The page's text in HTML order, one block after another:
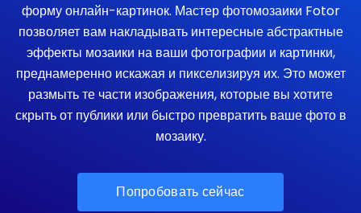
форму онлайн-картинок. Мастер фотомозаики Fotor
позволяет вам накладывать интересные абстрактные
эффекты мозаики на ваши фотографии и картинки,
преднамеренно искажая и пикселизируя их. Это может
размыть те части изображения, которые вы хотите
скрыть от публики или быстро превратить ваше фото в
мозаику.
Попробовать сейчас